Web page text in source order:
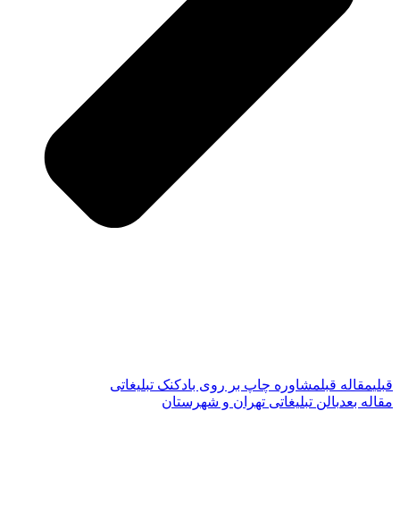
قبلیمقاله قبلمشاوره چاپ بر روی بادکنک تبلیغاتی
مقاله بعدبالن تبلیغاتی تهران و شهرستان